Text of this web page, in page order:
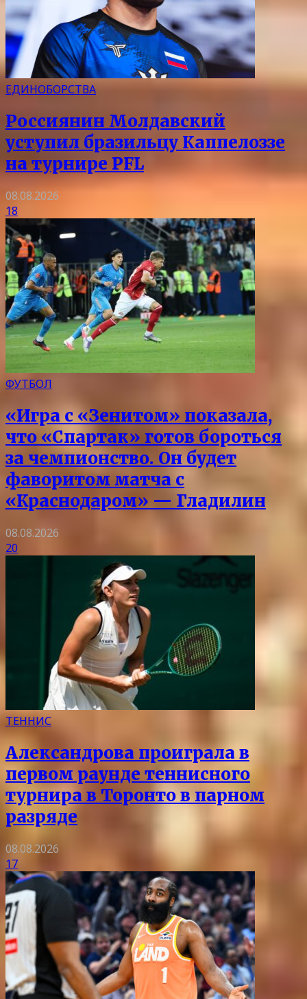
ЕДИНОБОРСТВА
Россиянин Молдавский
уступил бразильцу Каппелоззе
на турнире PFL
08.08.2026
18
ФУТБОЛ
«Игра с «Зенитом» показала,
что «Спартак» готов бороться
за чемпионство. Он будет
фаворитом матча с
«Краснодаром» — Гладилин
08.08.2026
20
ТЕННИС
Александрова проиграла в
первом раунде теннисного
турнира в Торонто в парном
разряде
08.08.2026
17